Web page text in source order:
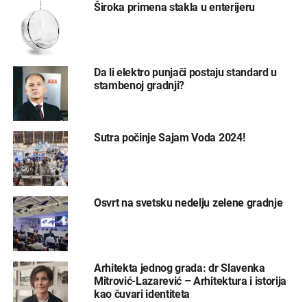
Široka primena stakla u enterijeru
Da li elektro punjači postaju standard u
stambenoj gradnji?
Sutra počinje Sajam Voda 2024!
Osvrt na svetsku nedelju zelene gradnje
Arhitekta jednog grada: dr Slavenka
Mitrović-Lazarević – Arhitektura i istorija
kao čuvari identiteta